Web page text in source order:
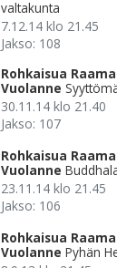
valtakunta
7.12.14 klo 21.45
Jakso: 108
Rohkaisua
Vuolanne
30.11.14 klo 21.40
Jakso: 107
Rohkaisua
Vuolanne
23.11.14 klo 21.45
Jakso: 106
Rohkaisua
Vuolanne Pyhän